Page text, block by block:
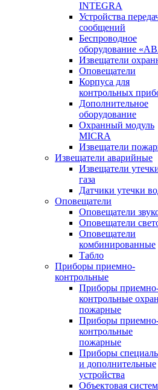
INTEGRA
Устройства
сообщений
Беспроводное
оборудование
Извещатели
Оповещатели
Корпуса для
контрольных
Дополнительное
оборудование
Охранный модуль
MICRA
Извещатели
Извещатели аварийные
Извещатели
газа
Датчики утечки
Оповещатели
Оповещатели
Оповещатели
Оповещатели
комбинированные
Табло
Приборы приемно-
контрольные
Приборы
контрольные
пожарные
Приборы
контрольные
пожарные
Приборы
и дополнительные
устройства
Объектовая